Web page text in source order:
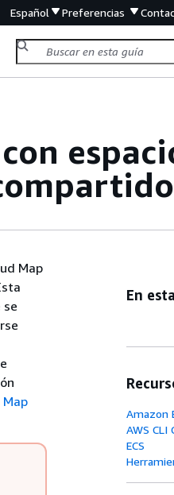
Español Preferencias
Map
se
Map
En
Amazon
AWS
ECS